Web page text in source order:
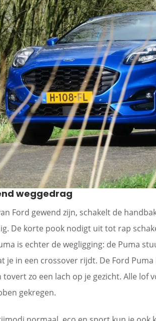
weggedrag
Ford gewend zijn, schakelt de
De korte pook nodigt uit tot rap
is echter de wegligging: de Puma
je in een crossover rijdt. De Ford
zo een lach op je gezicht. Alle lof
gekregen.